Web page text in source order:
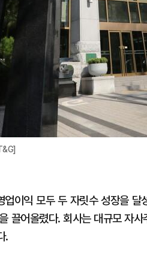
이익 모두 두 자릿수 성장을 달
끌어올렸다. 회사는 대규모 자
.